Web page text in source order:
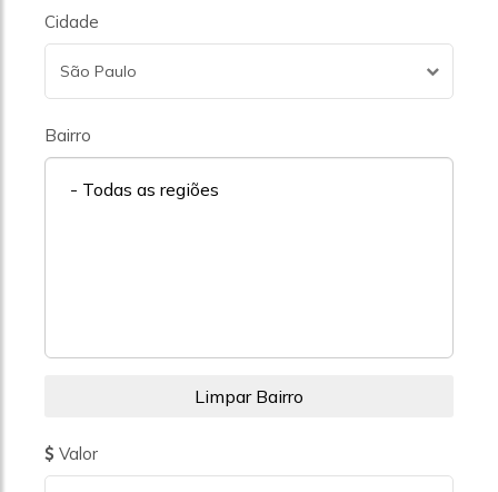
Cidade
São Paulo
Bairro
- Todas as regiões
Valor